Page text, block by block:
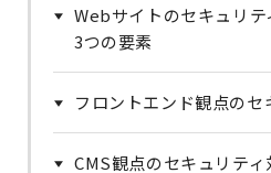
Webサイトのセキュリ
3つの要素
フロントエンド観点のセ
CMS観点のセキュリテ